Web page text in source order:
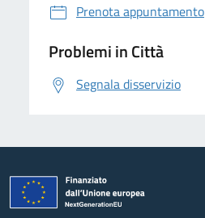
Prenota appuntamento
Problemi in Città
Segnala disservizio